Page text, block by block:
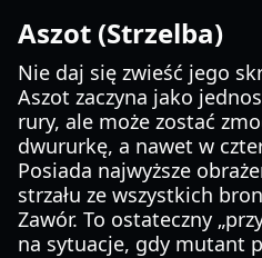
Aszot (Strzelba)
Nie daj się zwieść jego
Aszot zaczyna jako
rury, ale może zostać
dwururkę, a nawet w
Posiada najwyższe
strzału ze wszystkich
Zawór. To ostateczny
na sytuacje, gdy mutant